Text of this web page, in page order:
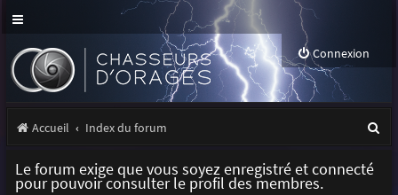
Connexion
Accueil Index du forum
Le forum exige que vous soyez enregistré et connecté
pour pouvoir consulter le profil des membres.